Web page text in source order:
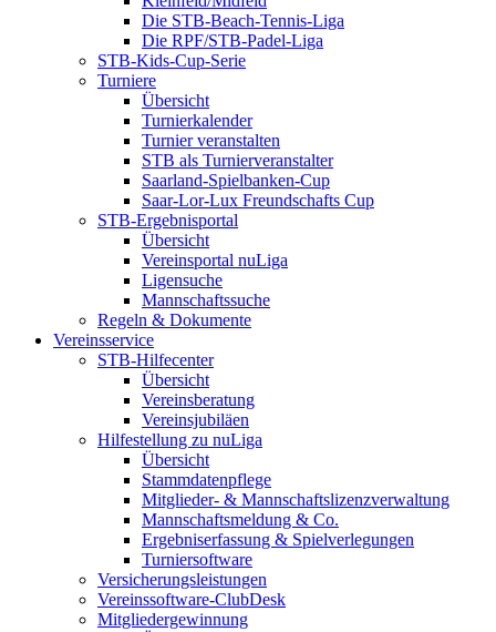
Die STB-Beach-Tennis-Liga
Die RPF/STB-Padel-Liga
STB-Kids-Cup-Serie
Turniere
Übersicht
Turnierkalender
Turnier veranstalten
STB als Turnierveranstalter
Saarland-Spielbanken-Cup
Saar-Lor-Lux Freundschafts Cup
STB-Ergebnisportal
Übersicht
Vereinsportal nuLiga
Ligensuche
Mannschaftssuche
Regeln & Dokumente
Vereinsservice
STB-Hilfecenter
Übersicht
Vereinsberatung
Vereinsjubiläen
Hilfestellung zu nuLiga
Übersicht
Stammdatenpflege
Mitglieder- & Mannschaftslizenzverwaltung
Mannschaftsmeldung & Co.
Ergebniserfassung & Spielverlegungen
Turniersoftware
Versicherungsleistungen
Vereinssoftware-ClubDesk
Mitgliedergewinnung